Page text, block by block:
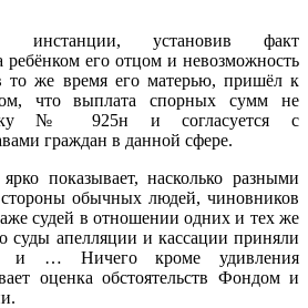
инстанции, установив факт
ребёнком его отцом и невозможность
то же время его матерью, пришёл к
что выплата спорных сумм не
№ 925н и согласуется с
граждан в данной сфере.
показывает, насколько разными
обычных людей, чиновников
судей в отношении одних и тех же
суды апелляции и кассации приняли
и … Ничего кроме удивления
оценка обстоятельств Фондом и